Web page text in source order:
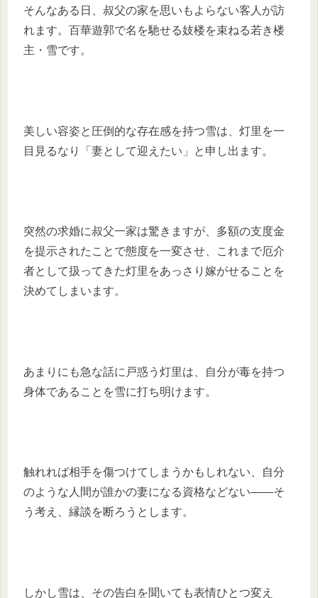
そんなある日、叔父の家を思いもよらない客人が訪
れます。百華遊郭で名を馳せる妓楼を束ねる若き楼
主・雪です。
美しい容姿と圧倒的な存在感を持つ雪は、灯里を一
目見るなり「妻として迎えたい」と申し出ます。
突然の求婚に叔父一家は驚きますが、多額の支度金
を提示されたことで態度を一変させ、これまで厄介
者として扱ってきた灯里をあっさり嫁がせることを
決めてしまいます。
あまりにも急な話に戸惑う灯里は、自分が毒を持つ
身体であることを雪に打ち明けます。
触れれば相手を傷つけてしまうかもしれない、自分
のような人間が誰かの妻になる資格などない――そ
う考え、縁談を断ろうとします。
しかし雪は、その告白を聞いても表情ひとつ変え